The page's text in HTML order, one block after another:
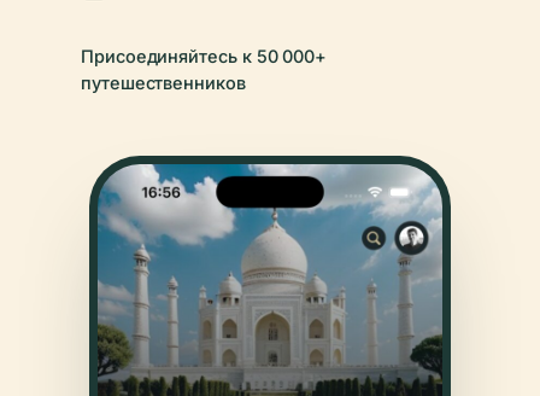
Присоединяйтесь к 50 000+
путешественников